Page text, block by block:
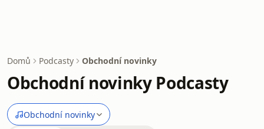
Domů Podcasty Obchodní novinky
Obchodní novinky Podcasty
Obchodní novinky